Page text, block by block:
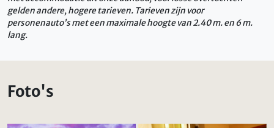
gelden andere, hogere tarieven. Tarieven zijn voor
personenauto’s met een maximale hoogte van 2.40 m. en 6 m.
lang.
Foto's